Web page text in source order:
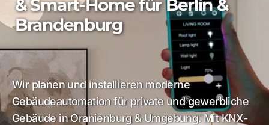
& Smart-Home für Berlin &
Brandenburg
Wir planen und installieren moderne
Gebäudeautomation für private und gewerbliche
Gebäude in Oranienburg & Umgebung. Mit KNX-